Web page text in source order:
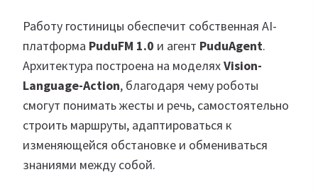
Работу гостиницы обеспечит собственная AI-
платформа PuduFM 1.0 и агент PuduAgent.
Архитектура построена на моделяхVision-
Language-Action, благодаря чему роботы
смогут понимать жесты и речь, самостоятельно
строить маршруты, адаптироваться к
изменяющейся обстановке и обмениваться
знаниями между собой.